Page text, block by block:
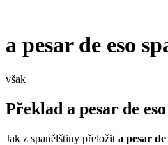
a pesar de eso
však
Překlad a pesar de eso
Jak z spanělštiny přeložit a pesar de